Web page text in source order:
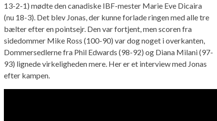
13-2-1) mødte den canadiske IBF-mester Marie Eve Dicaira
(nu 18-3). Det blev Jonas, der kunne forlade ringen med alle tre
bælter efter en pointsejr. Den var fortjent, men scoren fra
sidedommer Mike Ross (100-90) var dog noget i overkanten,
Dommersedlerne fra Phil Edwards (98-92) og Diana Milani (97-
93) lignede virkeligheden mere. Her er et interview med Jonas
efter kampen.